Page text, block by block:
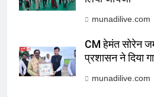
munadilive.com
CM हेमंत सोरेन
प्रशासन ने दिया
munadilive.com